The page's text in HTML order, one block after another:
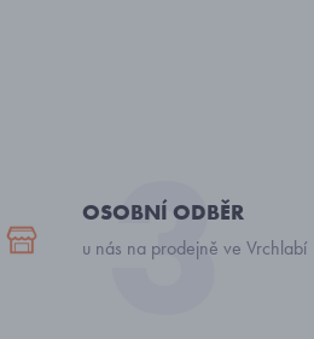
OSOBNÍ ODBĚR
u nás na prodejně ve Vrchlabí